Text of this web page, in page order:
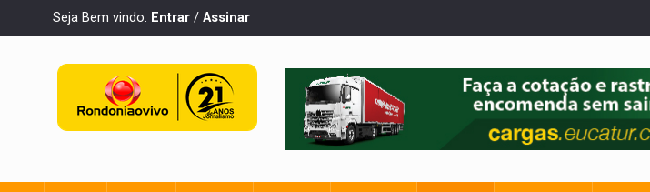
Seja Bem vindo. Entrar / Assinar